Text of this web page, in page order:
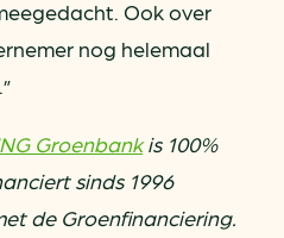
Ook over
nog helemaal
Groenbankis 100%
sinds 1996
de Groenfinanciering.